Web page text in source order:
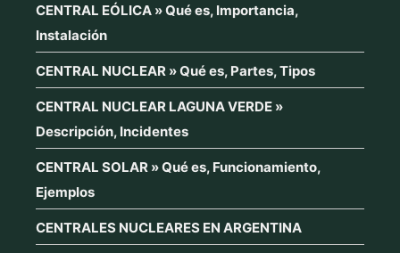
CENTRAL EÓLICA » Qué es, Importancia,
Instalación
CENTRAL NUCLEAR » Qué es, Partes, Tipos
CENTRAL NUCLEAR LAGUNA VERDE »
Descripción, Incidentes
CENTRAL SOLAR » Qué es, Funcionamiento,
Ejemplos
CENTRALES NUCLEARES EN ARGENTINA